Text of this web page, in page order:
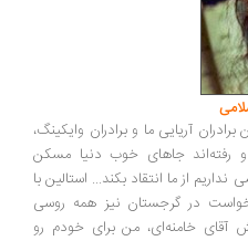
آریایی ما و برادران وایکینگ،
و رفته‌اند جاهای خوب دنیا مسکن
از ما انتقاد بکند... استالین با
در گرجستان نیز همه روسی
آقای خامنه‌ای، من برای خودم رو